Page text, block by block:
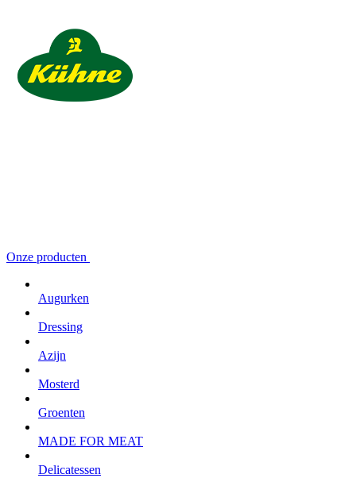
Onze producten
Augurken
Dressing
Azijn
Mosterd
Groenten
MADE FOR MEAT
Delicatessen